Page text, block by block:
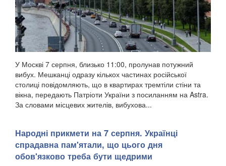
У Москві 7 серпня, близько 11:00, пролунав потужний
вибух. Мешканці одразу кількох частинах російської
столиці повідомляють, що в квартирах тремтіли стіни та
вікна, передають Патріоти України з посиланням на Astra.
За словами місцевих жителів, вибухова...
Народні прикмети на 7 серпня. Українці
спрадавна пам'ятали, що цього дня
обов'язково треба бути щедрими